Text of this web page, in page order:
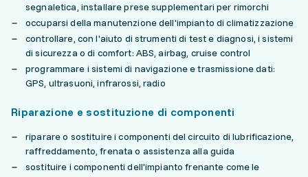
segnaletica, installare prese supplementari per rimorchi
occuparsi della manutenzione dell'impianto di climatizzazione
controllare, con l'aiuto di strumenti di test e diagnosi, i sistemi
di sicurezza o di comfort: ABS, airbag, cruise control
programmare i sistemi di navigazione e trasmissione dati:
GPS, ultrasuoni, infrarossi, radio
Riparazione e sostituzione di componenti
riparare o sostituire i componenti del circuito di lubrificazione,
raffreddamento, frenata o assistenza alla guida
sostituire i componenti dell'impianto frenante come le